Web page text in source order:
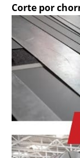
Corte por